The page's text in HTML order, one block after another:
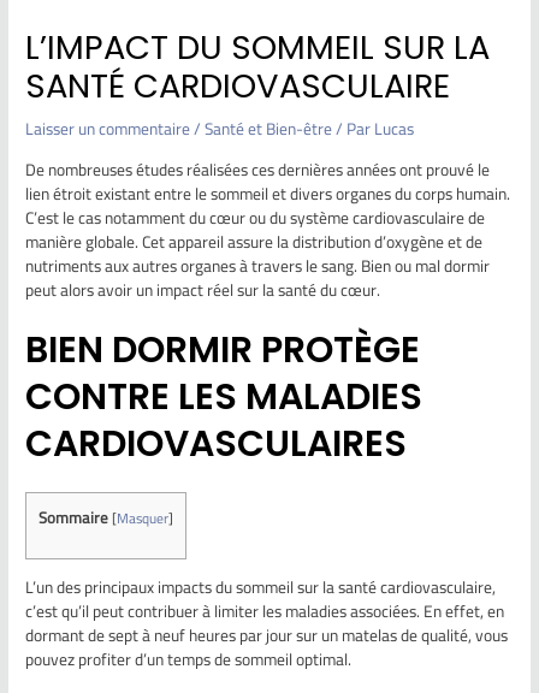
L’IMPACT DU SOMMEIL SUR LA
SANTÉ CARDIOVASCULAIRE
Laisser un commentaire/Santé et Bien-être/ ParLucas
De nombreuses études réalisées ces dernières années ont prouvé le
lien étroit existant entre le sommeil et divers organes du corps humain.
C’est le cas notamment du cœur ou du système cardiovasculaire de
manière globale. Cet appareil assure la distribution d’oxygène et de
nutriments aux autres organes à travers le sang. Bien ou mal dormir
peut alors avoir un impact réel sur la santé du cœur.
BIEN DORMIR PROTÈGE
CONTRE LES MALADIES
CARDIOVASCULAIRES
Sommaire[Masquer]
L’un des principaux impacts du sommeil sur la santé cardiovasculaire,
c’est qu’il peut contribuer à limiter les maladies associées. En effet, en
dormant de sept à neuf heures par jour sur un matelas de qualité, vous
pouvez profiter d’un temps de sommeil optimal.